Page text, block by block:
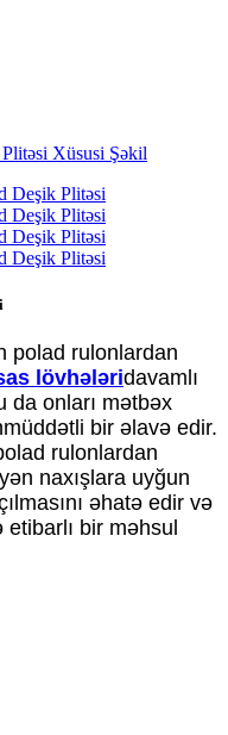
polad rulonlardan
lövhələridavamlı
da onları mətbəx
bir əlavə edir.
rulonlardan
naxışlara uyğun
əhatə edir və
bir məhsul